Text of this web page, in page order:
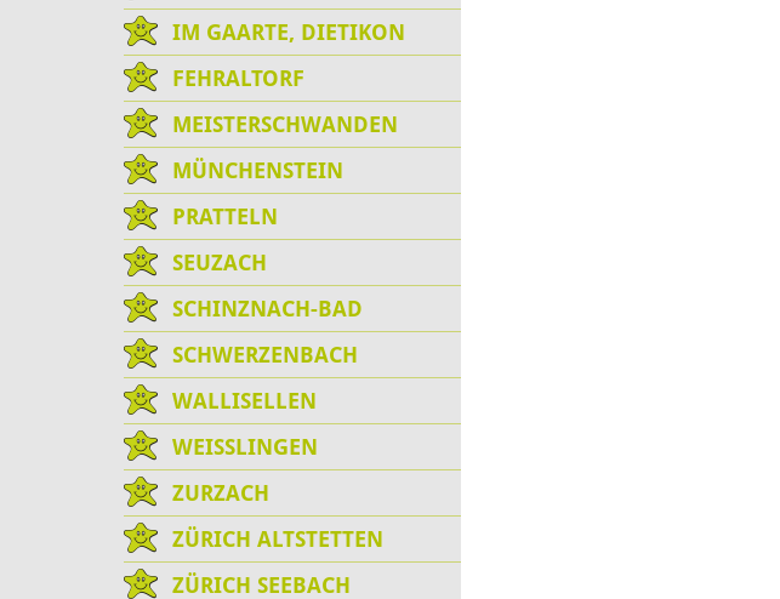
IM GAARTE, DIETIKON
FEHRALTORF
MEISTERSCHWANDEN
MÜNCHENSTEIN
PRATTELN
SEUZACH
SCHINZNACH-BAD
SCHWERZENBACH
WALLISELLEN
WEISSLINGEN
ZURZACH
ZÜRICH ALTSTETTEN
ZÜRICH SEEBACH